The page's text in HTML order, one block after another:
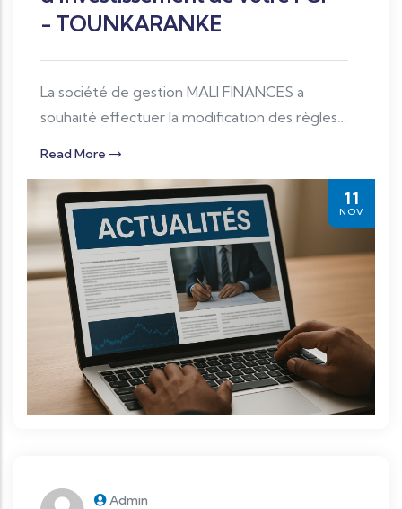
- TOUNKARANKE
La société de gestion MALI FINANCES a
souhaité effectuer la modification des règles
UMOA/2021.
Read More
11
NOV
Admin